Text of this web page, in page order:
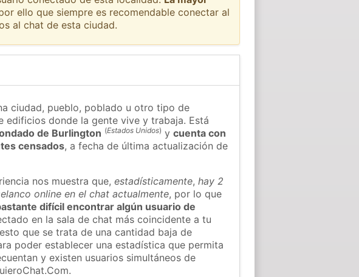
ello que siempre es recomendable conectar al
al chat de esta ciudad.
ciudad, pueblo, poblado u otro tipo de
edificios donde la gente vive y trabaja. Está
de Burlington (Estados Unidos) ycuenta con
censados, a fecha de última actualización de
nos muestra que,estadísticamente,hay 2
online en el chat actualmente, por lo que
difícil encontrar algún usuario de
en la sala de chat más coincidente a tu
que se trata de una cantidad baja de
poder establecer una estadística que permita
y existen usuarios simultáneos de